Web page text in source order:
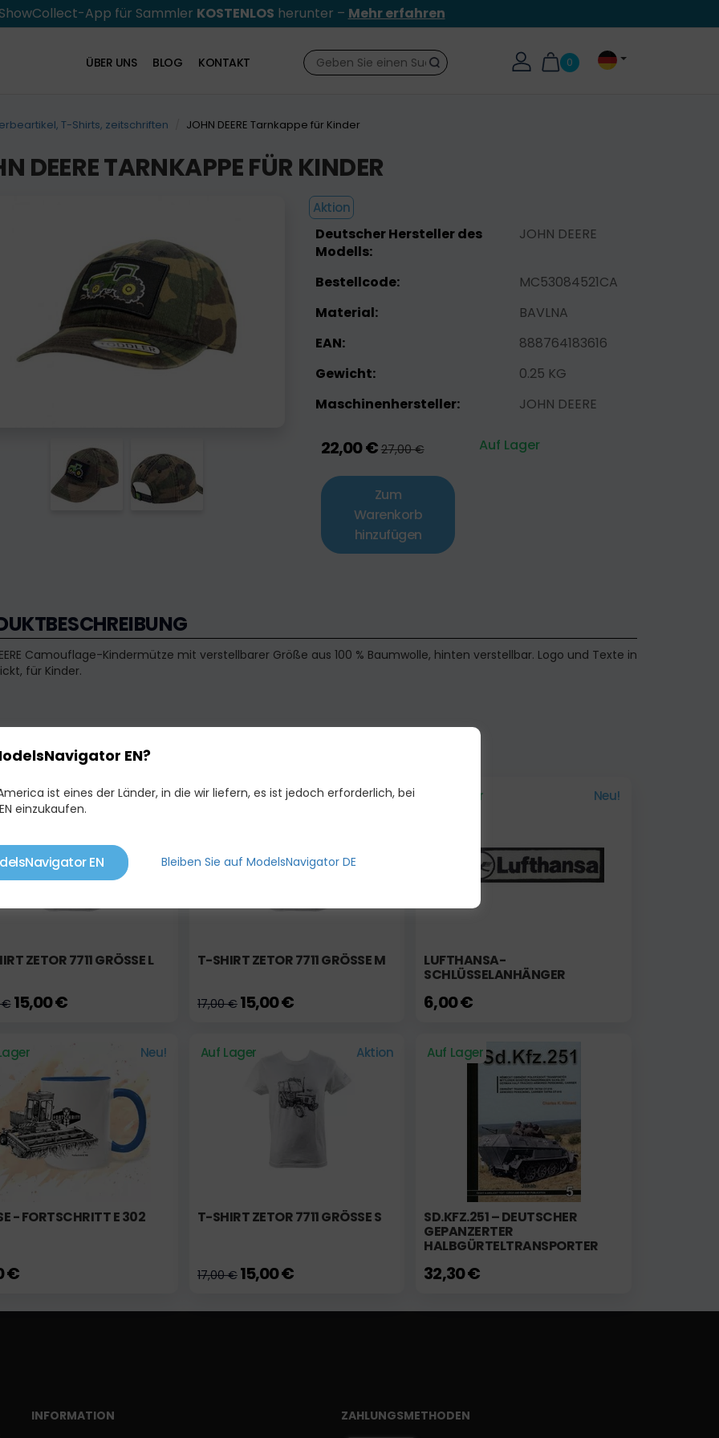
ShowCollect-App für Sammler KOSTENLOS herunter – Mehr erfahren
0
Suche
ÜBER UNS BLOG KONTAKT
T-Shirts, zeitschriften JOHN DEERE Tarnkappe für Kinder
DEERE TARNKAPPE FÜR KINDER
Aktion
Deutscher Hersteller des
Modells:
JOHN DEERE
Bestellcode:
MC53084521CA
Material:
BAVLNA
EAN:
888764183616
Gewicht:
0.25 KG
Maschinenhersteller:
JOHN DEERE
22,00 € 27,00 € Auf Lager
Zum
Warenkorb
hinzufügen
Camouflage-Kindermütze mit verstellbarer Größe aus 100 % Baumwolle, hinten verstellbar. Logo und Texte in
für Kinder.
PRODUKTE
Aktion
ZETOR 7711 GRÖSSE L
€15,00 €
Auf Lager Aktion
T-SHIRT ZETOR 7711 GRÖSSE M
17,00 €15,00 €
Auf Lager Neu!
LUFTHANSA-
SCHLÜSSELANHÄNGER
6,00 €
Neu!
- FORTSCHRITT E 302
€
Auf Lager Aktion
T-SHIRT ZETOR 7711 GRÖSSE S
17,00 €15,00 €
Auf Lager
SD.KFZ.251 – DEUTSCHER
GEPANZERTER
HALBGÜRTELTRANSPORTER
32,30 €
INFORMATION ZAHLUNGSMETHODEN
EN?
ist eines der Länder, in die wir liefern, es ist jedoch erforderlich, bei
einzukaufen.
EN Bleiben Sie auf ModelsNavigator DE